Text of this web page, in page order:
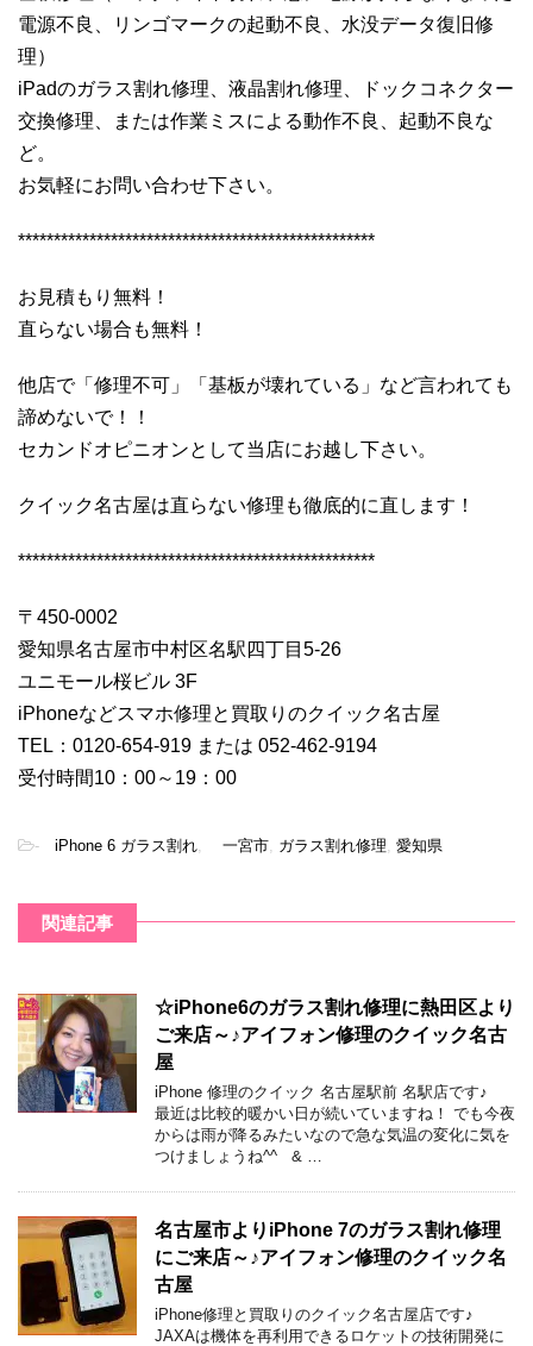
電源不良、リンゴマークの起動不良、水没データ復旧修
理）
iPadのガラス割れ修理、液晶割れ修理、ドックコネクター
交換修理、または作業ミスによる動作不良、起動不良な
ど。
お気軽にお問い合わせ下さい。
**************************************************
お見積もり無料！
直らない場合も無料！
他店で「修理不可」「基板が壊れている」など言われても
諦めないで！！
セカンドオピニオンとして当店にお越し下さい。
クイック名古屋は直らない修理も徹底的に直します！
**************************************************
〒450-0002
愛知県名古屋市中村区名駅四丁目5-26
ユニモール桜ビル 3F
iPhoneなどスマホ修理と買取りのクイック名古屋
TEL：0120-654-919 または 052-462-9194
受付時間10：00～19：00
- iPhone 6 ガラス割れ 一宮市 ガラス割れ修理 愛知県
関連記事
☆iPhone6のガラス割れ修理に熱田区より
ご来店～♪アイフォン修理のクイック名古
屋
iPhone 修理のクイック 名古屋駅前 名駅店です♪
最近は比較的暖かい日が続いていますね！ でも今夜
からは雨が降るみたいなので急な気温の変化に気を
つけましょうね^^ & …
名古屋市よりiPhone 7のガラス割れ修理
にご来店～♪アイフォン修理のクイック名
古屋
iPhone修理と買取りのクイック名古屋店です♪
JAXAは機体を再利用できるロケットの技術開発に